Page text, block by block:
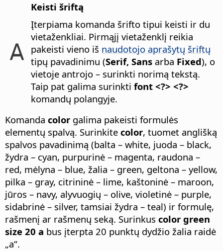
Keisti šriftą
Įterpiama komanda šrifto tipui keisti ir du
vietaženkliai. Pirmąjį vietaženklį reikia
pakeisti vieno iš naudotojo aprašytų šriftų
tipų pavadinimu (Serif, Sans arba Fixed), o
vietoje antrojo – surinkti norimą tekstą.
Taip pat galima surinktifont <?> <?>
komandų polangyje.
Komanda color galima pakeisti formulės
elementų spalvą. Surinkite color, tuomet anglišką
spalvos pavadinimą (balta – white, juoda – black,
žydra – cyan, purpurinė – magenta, raudona –
red, mėlyna – blue, žalia – green, geltona – yellow,
pilka – gray, citrininė – lime, kaštoninė – maroon,
jūros – navy, alyvuogių – olive, violetinė – purple,
sidabrinė – silver, tamsiai žydra – teal) ir formulę,
rašmenį ar rašmenų seką. Surinkus color green
size 20 a bus įterpta 20 punktų dydžio žalia raidė
„a“.